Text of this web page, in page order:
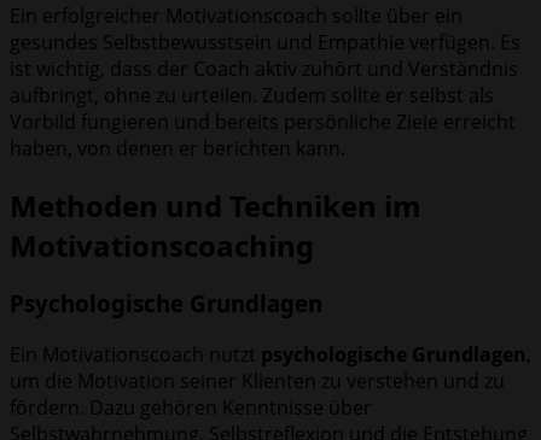
Ein erfolgreicher Motivationscoach sollte über ein
gesundes Selbstbewusstsein und Empathie verfügen. Es
ist wichtig, dass der Coach aktiv zuhört und Verständnis
aufbringt, ohne zu urteilen. Zudem sollte er selbst als
Vorbild fungieren und bereits persönliche Ziele erreicht
haben, von denen er berichten kann.
Methoden und Techniken im
Motivationscoaching
Psychologische Grundlagen
Ein Motivationscoach nutzt psychologische Grundlagen,
um die Motivation seiner Klienten zu verstehen und zu
fördern. Dazu gehören Kenntnisse über
Selbstwahrnehmung, Selbstreflexion und die Entstehung